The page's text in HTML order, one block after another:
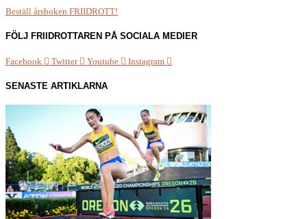
Beställ årsboken FRIIDROTT!
FÖLJ FRIIDROTTAREN PÅ SOCIALA MEDIER
Facebook Twitter Youtube Instagram
SENASTE ARTIKLARNA